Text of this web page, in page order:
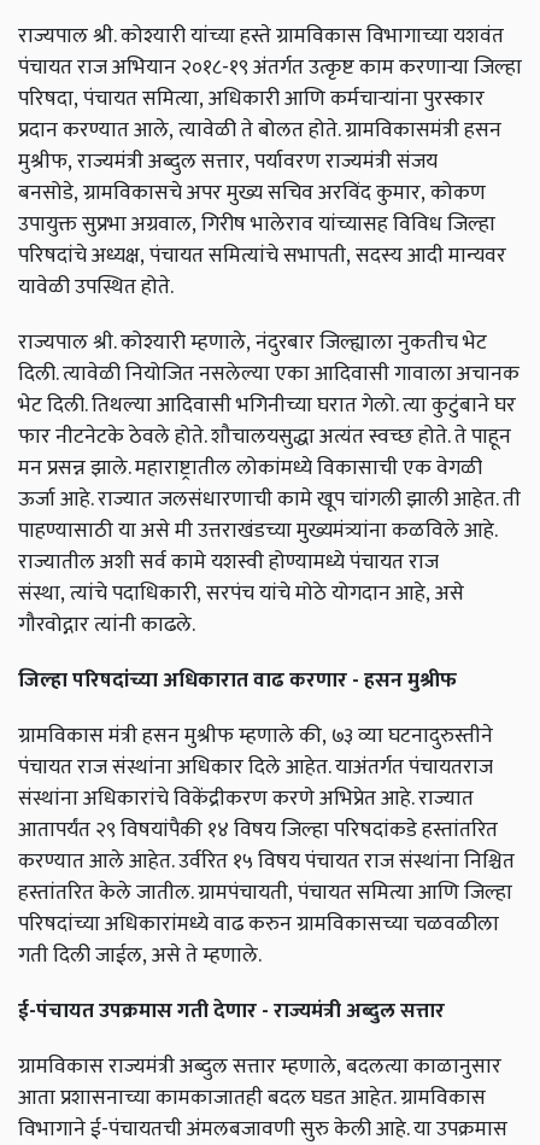
राज्यपाल श्री. कोश्यारी यांच्या हस्ते ग्रामविकास विभागाच्या यशवंत
पंचायत राज अभियान२०१८-१९अंतर्गत उत्कृष्ट काम करणाऱ्या जिल्हा
परिषदा,पंचायत समित्या,अधिकारी आणि कर्मचाऱ्यांना पुरस्कार
प्रदान करण्यात आले,त्यावेळी ते बोलत होते. ग्रामविकासमंत्री हसन
मुश्रीफ,राज्यमंत्री अब्दुल सत्तार,पर्यावरण राज्यमंत्री संजय
बनसोडे,ग्रामविकासचे अपर मुख्य सचिव अरविंद कुमार,कोकण
उपायुक्त सुप्रभा अग्रवाल,गिरीष भालेराव यांच्यासह विविध जिल्हा
परिषदांचे अध्यक्ष,पंचायत समित्यांचे सभापती,सदस्य आदी मान्यवर
यावेळी उपस्थित होते.
राज्यपाल श्री. कोश्यारी म्हणाले,नंदुरबार जिल्ह्याला नुकतीच भेट
दिली. त्यावेळी नियोजित नसलेल्या एका आदिवासी गावाला अचानक
भेट दिली. तिथल्या आदिवासी भगिनीच्या घरात गेलो. त्या कुटुंबाने घर
फार नीटनेटके ठेवले होते. शौचालयसुद्धा अत्यंत स्वच्छ होते. ते पाहून
मन प्रसन्न झाले. महाराष्ट्रातील लोकांमध्ये विकासाची एक वेगळी
ऊर्जा आहे. राज्यात जलसंधारणाची कामे खूप चांगली झाली आहेत. ती
पाहण्यासाठी या असे मी उत्तराखंडच्या मुख्यमंत्र्यांना कळविले आहे.
राज्यातील अशी सर्व कामे यशस्वी होण्यामध्ये पंचायत राज
संस्था,त्यांचे पदाधिकारी,सरपंच यांचे मोठे योगदान आहे,असे
गौरवोद्गार त्यांनी काढले.
जिल्हा परिषदांच्या अधिकारात वाढ करणार - हसन मुश्रीफ
ग्रामविकास मंत्री हसन मुश्रीफ म्हणाले की,७३ व्या घटनादुरुस्तीने
पंचायत राज संस्थांना अधिकार दिले आहेत. याअंतर्गत पंचायतराज
संस्थांना अधिकारांचे विकेंद्रीकरण करणे अभिप्रेत आहे. राज्यात
आतापर्यंत २९ विषयांपैकी १४ विषय जिल्हा परिषदांकडे हस्तांतरित
करण्यात आले आहेत. उर्वरित १५ विषय पंचायत राज संस्थांना निश्चित
हस्तांतरित केले जातील. ग्रामपंचायती,पंचायत समित्या आणि जिल्हा
परिषदांच्या अधिकारांमध्ये वाढ करुन ग्रामविकासच्या चळवळीला
गती दिली जाईल,असे ते म्हणाले.
ई-पंचायत उपक्रमास गती देणार - राज्यमंत्री अब्दुल सत्तार
ग्रामविकास राज्यमंत्री अब्दुल सत्तार म्हणाले,बदलत्या काळानुसार
आता प्रशासनाच्या कामकाजातही बदल घडत आहेत. ग्रामविकास
विभागाने ई-पंचायतची अंमलबजावणी सुरु केली आहे. या उपक्रमास